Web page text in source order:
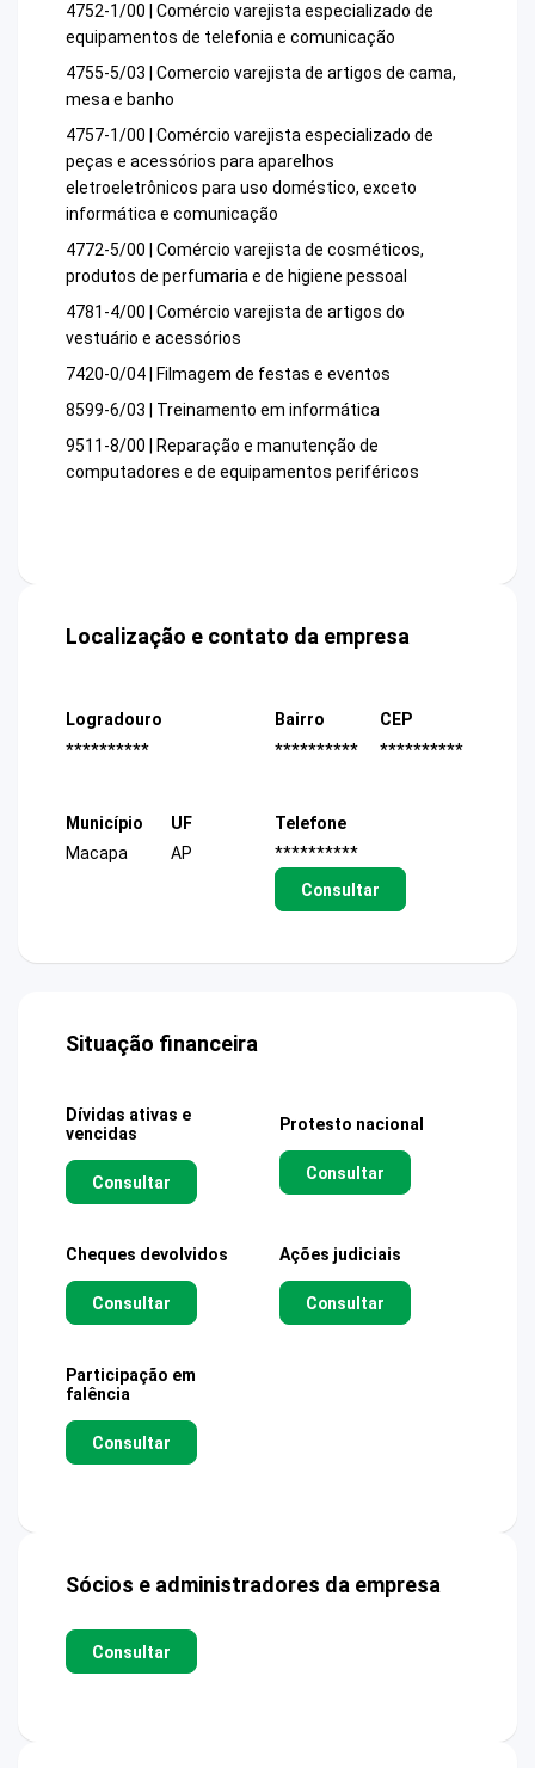
4752-1/00 | Comércio varejista especializado de
equipamentos de telefonia e comunicação
4755-5/03 | Comercio varejista de artigos de cama,
mesa e banho
4757-1/00 | Comércio varejista especializado de
peças e acessórios para aparelhos
eletroeletrônicos para uso doméstico, exceto
informática e comunicação
4772-5/00 | Comércio varejista de cosméticos,
produtos de perfumaria e de higiene pessoal
4781-4/00 | Comércio varejista de artigos do
vestuário e acessórios
7420-0/04 | Filmagem de festas e eventos
8599-6/03 | Treinamento em informática
9511-8/00 | Reparação e manutenção de
computadores e de equipamentos periféricos
Localização e contato da empresa
Logradouro
**********
Bairro
**********
CEP
**********
Município
Macapa
UF
AP
Telefone
**********
Consultar
Situação financeira
Dívidas ativas e
vencidas
Consultar
Protesto nacional
Consultar
Cheques devolvidos
Consultar
Ações judiciais
Consultar
Participação em
falência
Consultar
Sócios e administradores da empresa
Consultar